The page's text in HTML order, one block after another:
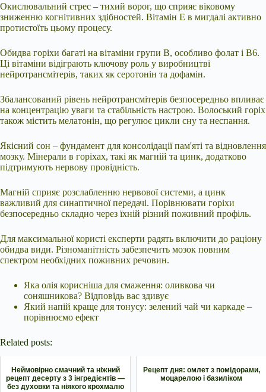
Окислювальний стрес – тихий ворог, що сприяє віковому
зниженню когнітивних здібностей. Вітамін Е в мигдалі активно
протистоїть цьому процесу.
Обидва горіхи багаті на вітаміни групи В, особливо фолат і В6.
Ці вітаміни відіграють ключову роль у виробництві
нейротрансмітерів, таких як серотонін та дофамін.
Збалансований рівень нейротрансмітерів безпосередньо впливає
на концентрацію уваги та стабільність настрою. Волоський горіх
також містить мелатонін, що регулює цикли сну та неспання.
Якісний сон – фундамент для консолідації пам'яті та відновлення
мозку. Мінерали в горіхах, такі як магній та цинк, додатково
підтримують нервову провідність.
Магній сприяє розслабленню нервової системи, а цинк
важливий для синаптичної передачі. Порівнювати горіхи
безпосередньо складно через їхній різний поживний профіль.
Для максимальної користі експерти радять включити до раціону
обидва види. Різноманітність забезпечить мозок повним
спектром необхідних поживних речовин.
Яка олія корисніша для смаження: оливкова чи
соняшникова? Відповідь вас здивує
Який напій краще для тонусу: зелений чай чи каркаде –
порівнюємо ефект
Related posts:
Неймовірно смачний та ніжний
рецепт десерту з 3 інгредієнтів —
без духовки та ніякого крохмалю
Рецепт дня: омлет з помідорами,
моцарелою і базиліком